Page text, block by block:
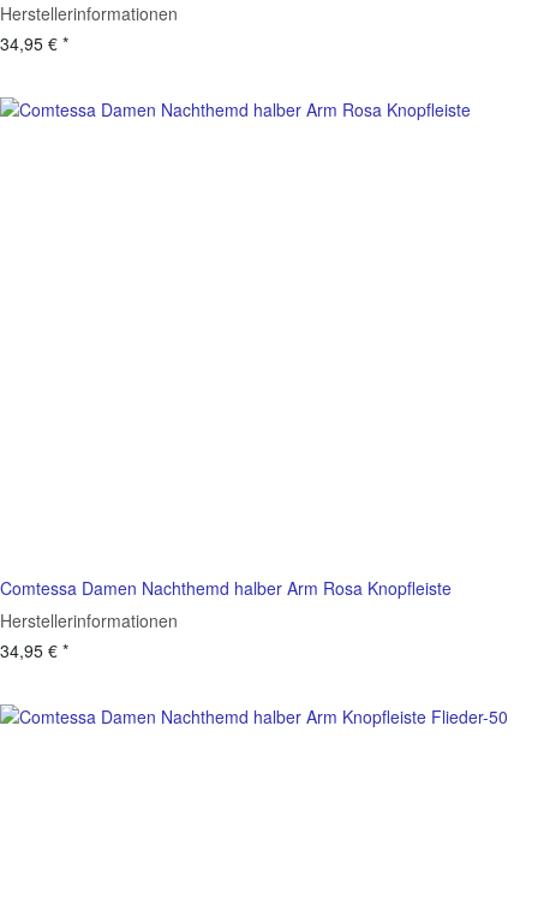
Herstellerinformationen
34,95 € *
Comtessa Damen Nachthemd halber Arm Rosa Knopfleiste
Herstellerinformationen
34,95 € *